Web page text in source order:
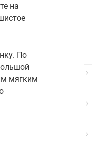
на
По
мягким